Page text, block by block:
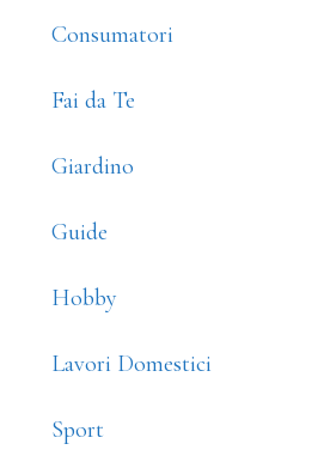
Consumatori
Fai da Te
Giardino
Guide
Hobby
Lavori Domestici
Sport